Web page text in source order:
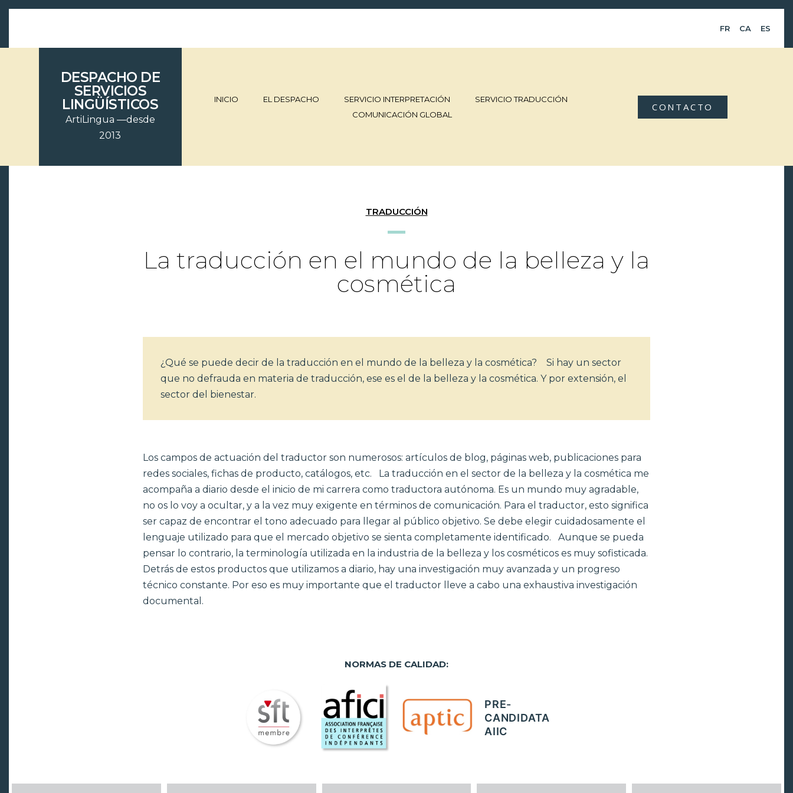
FR CA ES
DESPACHO DE
SERVICIOS
LINGÜÍSTICOS
ArtiLingua —desde
2013
portfolio INICIO EL DESPACHO SERVICIO INTERPRETACIÓN
SERVICIO TRADUCCIÓN
COMUNICACIÓN GLOBAL
CONTACTO
TRADUCCIÓN
La traducción en el mundo de la belleza y la
cosmética
¿Qué se puede decir de la traducción en el mundo de la belleza y la cosmética?
Si hay un sector
que no defrauda en materia de traducción, ese es el de la belleza y la cosmética. Y por extensión, el
sector del bienestar.
Los campos de actuación del traductor son numerosos: artículos de blog, páginas web, publicaciones para
redes sociales, fichas de producto, catálogos, etc. La traducción en el sector de la belleza y la cosmética me
acompaña a diario desde el inicio de mi carrera como traductora autónoma. Es un mundo muy agradable,
no os lo voy a ocultar, y a la vez muy exigente en términos de comunicación. Para el traductor, esto significa
ser capaz de encontrar el tono adecuado para llegar al público objetivo. Se debe elegir cuidadosamente el
lenguaje utilizado para que el mercado objetivo se sienta completamente identificado. Aunque se pueda
pensar lo contrario, la terminología utilizada en la industria de la belleza y los cosméticos es muy sofisticada.
Detrás de estos productos que utilizamos a diario, hay una investigación muy avanzada y un progreso
técnico constante. Por eso es muy importante que el traductor lleve a cabo una exhaustiva investigación
documental.
NORMAS DE CALIDAD:
PRE-
CANDIDATA
AIIC